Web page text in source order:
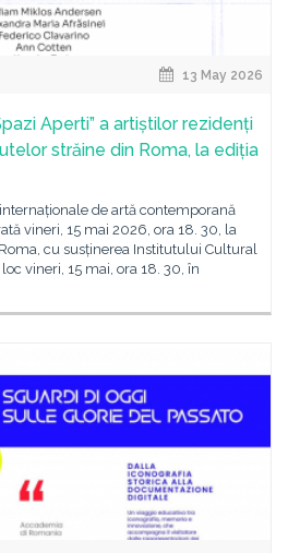
13 May 2026
Aperti” a artiștilor rezidenți
străine din Roma, la ediția
de artă contemporană
vineri, 15 mai 2026, ora 18. 30, la
cu susținerea Institutului Cultural
vineri, 15 mai, ora 18. 30, în